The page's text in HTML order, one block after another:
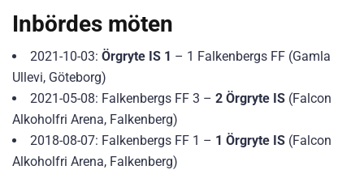
Inbördes möten
2021-10-03: Örgryte IS 1 – 1 Falkenbergs FF (Gamla
Ullevi, Göteborg)
2021-05-08: Falkenbergs FF 3 – 2 Örgryte IS (Falcon
Alkoholfri Arena, Falkenberg)
2018-08-07: Falkenbergs FF 1 – 1 Örgryte IS (Falcon
Alkoholfri Arena, Falkenberg)